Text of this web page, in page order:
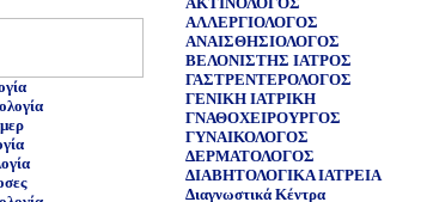
ΑΛΛΕΡΓΙΟΛΟΓΟΣ
ΑΝΑΙΣΘΗΣΙΟΛΟΓΟΣ
ΒΕΛΟΝΙΣΤΗΣ ΙΑΤΡΟΣ
ΓΑΣΤΡΕΝΤΕΡΟΛΟΓΟΣ
ΓΕΝΙΚΗ ΙΑΤΡΙΚΗ
ΓΝΑΘΟΧΕΙΡΟΥΡΓΟΣ
ΓΥΝΑΙΚΟΛΟΓΟΣ
ΔΕΡΜΑΤΟΛΟΓΟΣ
ΔΙΑΒΗΤΟΛΟΓΙΚΑ ΙΑΤΡΕΙΑ
Διαγνωστικά Κέντρα